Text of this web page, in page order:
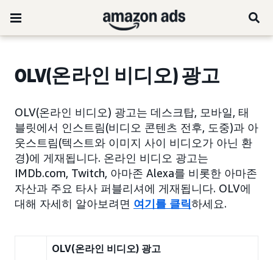
OLV(온라인 비디오) 광고
OLV(온라인 비디오) 광고는 데스크탑, 모바일, 태
블릿에서 인스트림(비디오 콘텐츠 전후, 도중)과 아
웃스트림(텍스트와 이미지 사이 비디오가 아닌 환
경)에 게재됩니다. 온라인 비디오 광고는
IMDb.com, Twitch, 아마존 Alexa를 비롯한 아마존
자산과 주요 타사 퍼블리셔에 게재됩니다. OLV에
대해 자세히 알아보려면 여기를 클릭하세요.
OLV(온라인 비디오) 광고